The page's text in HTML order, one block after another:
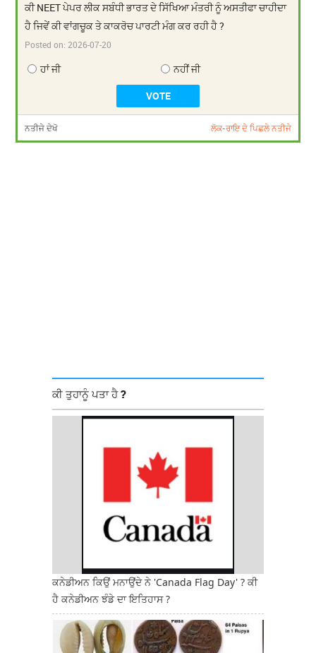
ਕੀ NEET ਪੇਪਰ ਲੀਕ ਸਬੰਧੀ ਭਾਰਤ ਦੇ ਸਿੱਖਿਆ ਮੰਤਰੀ ਨੂੰ ਅਸਤੀਫਾ ਚਾਹੀਦਾ
ਹੈ ਜਿਵੇਂ ਕੀ ਵਾਂਗਚੂਕ ਤੇ ਕਾਕਰੋਚ ਪਾਰਟੀ ਮੰਗ ਕਰ ਰਹੀ ਹੈ ?
Posted on:2026-07-20
ਹਾਂ ਜੀ ਨਹੀਂ ਜੀ
ਨਤੀਜੇ ਦੇਖੋ ਲੋਕ-ਰਾਇ ਦੇ ਪਿਛਲੇ ਨਤੀਜੇ
ਕੀ ਤੁਹਾਨੂੰ ਪਤਾ ਹੈ ?
ਕਨੇਡੀਅਨ ਕਿਉਂ ਮਨਾਉਂਦੇ ਨੇ 'Canada Flag Day' ? ਕੀ
ਹੈ ਕਨੇਡੀਅਨ ਝੰਡੇ ਦਾ ਇਤਿਹਾਸ ?